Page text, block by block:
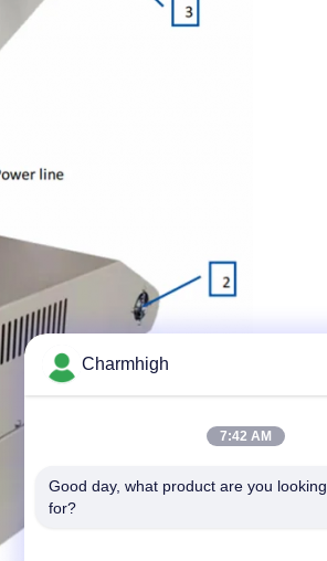
Charmhigh
7:42 AM
Good day, what product are you looking
for?